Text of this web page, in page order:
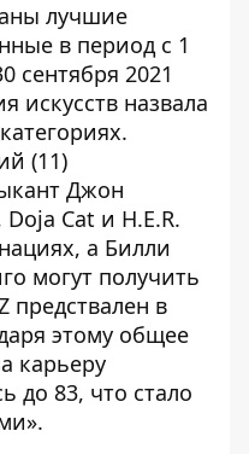
лучшие
в период с 1
сентября 2021
искусств назвала
(11)
Джон
Cat и H.E.R.
а Билли
могут получить
предствален в
этому общее
карьеру
до 83, что стало